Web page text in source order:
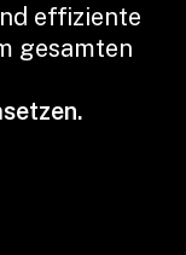
effiziente
gesamten